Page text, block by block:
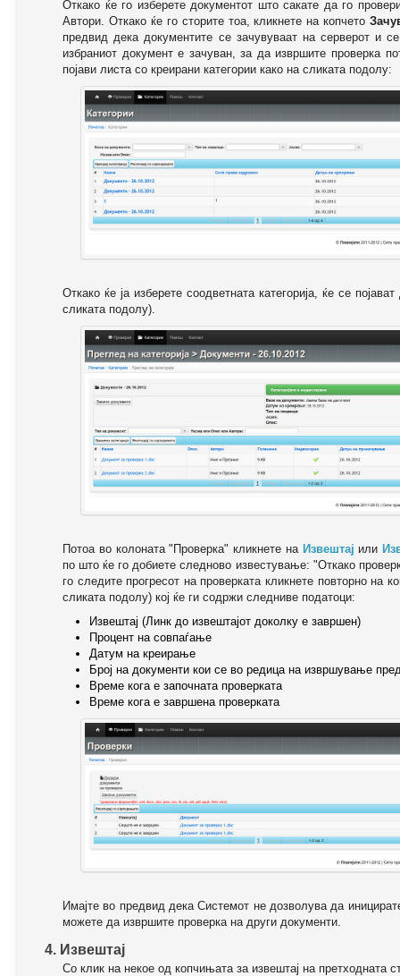
Откако ќе го изберете документот што сакате да го
Автори. Откако ќе го сторите тоа, кликнете на копчето
предвид дека документите се зачувуваат на серверот и
избраниот документ е зачуван, за да извршите проверка
појави листа со креирани категории како на сликата подолу:
Откако ќе ја изберете соодветната категорија, ќе се
сликата подолу).
Потоа во колоната "Проверка" кликнете на Извештај или
по што ќе го добиете следново известување: "Oткако
го следите прогресот на проверката кликнете повторно на
сликата подолу) кој ќе ги содржи следниве податоци:
Извештај (Линк до извештајот доколку е завршен)
Процент на совпаѓање
Датум на креирање
Број на документи кои се во редица на извршување
Време кога е започната проверката
Време кога е завршена проверката
Имајте во предвид дека Системот не дозволува да
можете да извршите проверка на други документи.
4. Извештај
Со клик на некое од копчињата за извештај на претходната